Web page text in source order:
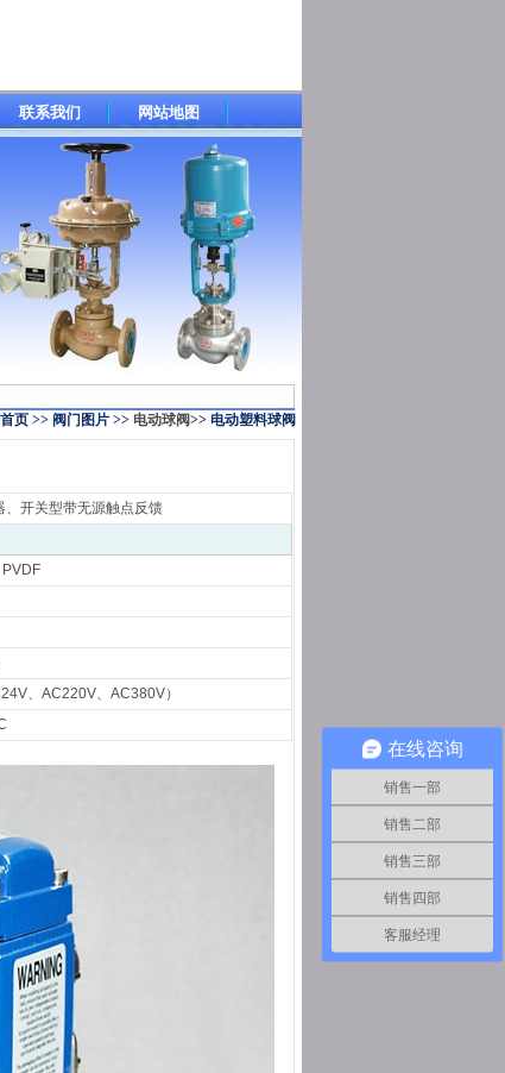
联系我们 网站地图
页 >> 阀门图片 >> 电动球阀>> 电动塑料球阀
开关型带无源触点反馈
、AC220V、AC380V）
在线咨询
销售一部
销售二部
销售三部
销售四部
客服经理